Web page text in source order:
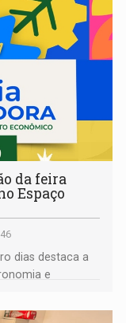
da feira
Espaço
dias destaca a
e